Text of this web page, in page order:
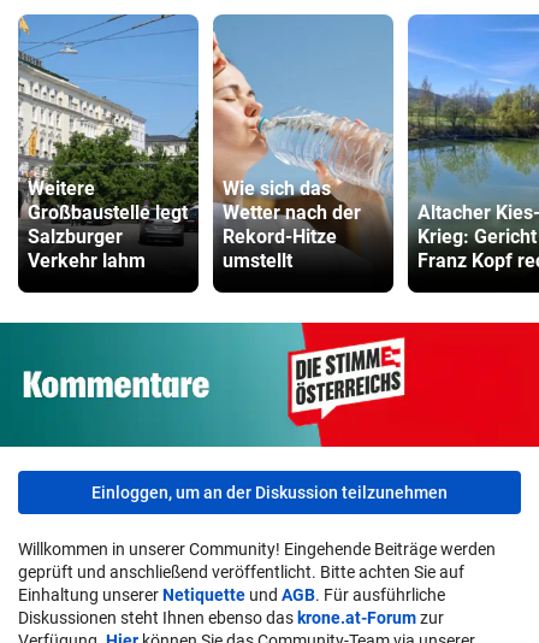
Weitere
Großbaustelle legt
Salzburger
Verkehr lahm
Wie sich das
Wetter nach der
Rekord-Hitze
umstellt
Altacher Kies-
Krieg:
Franz Kopf
Einloggen, um an der Diskussion teilzunehmen
Willkommen in unserer Community! Eingehende Beiträge werden
geprüft und anschließend veröffentlicht. Bitte achten Sie auf
Einhaltung unsererNetiquette und AGB. Für ausführliche
Diskussionen steht Ihnen ebenso das krone.at-Forumzur